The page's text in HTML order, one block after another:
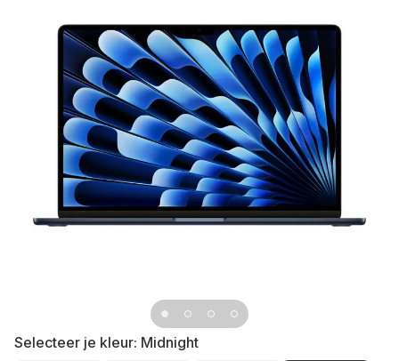
Selecteer je kleur: Midnight